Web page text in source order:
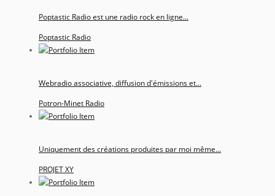
Poptastic Radio est une radio rock en ligne...
Poptastic Radio
Webradio associative, diffusion d'émissions et...
Potron-Minet Radio
Uniquement des créations produites par moi même...
PROJET XY